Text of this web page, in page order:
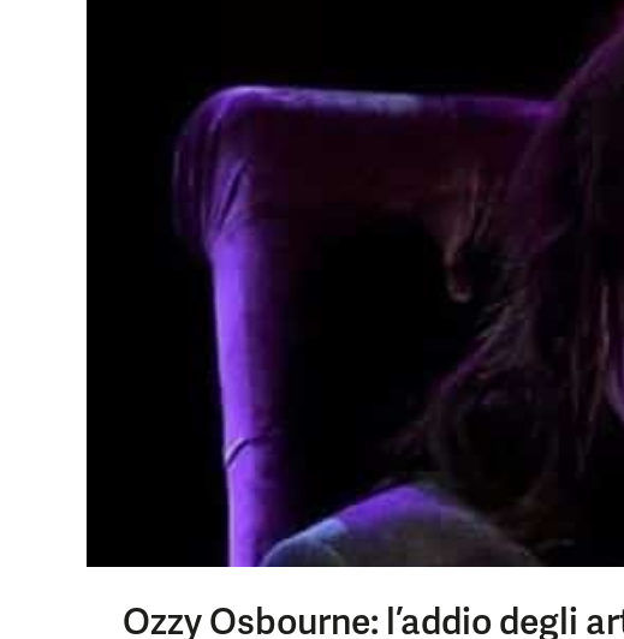
Ozzy Osbourne: l’addio degli